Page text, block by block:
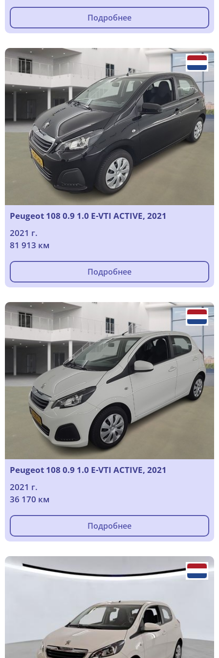
Подробнее
Peugeot 108 0.9 1.0 E-VTI ACTIVE, 2021
2021 г.
81 913 км
Подробнее
Peugeot 108 0.9 1.0 E-VTI ACTIVE, 2021
2021 г.
36 170 км
Подробнее